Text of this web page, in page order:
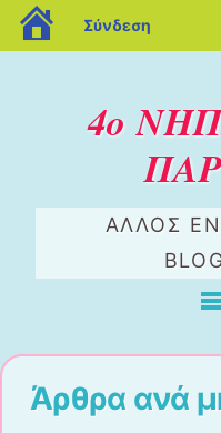
4ο
ΆΛΛΟΣ
Άρθρα ανά
blogs.sch.gr
Σύνδεση